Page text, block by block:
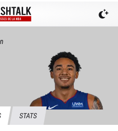
STATS